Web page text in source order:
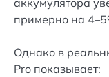
аккумулятора
примерно на
Однако в
Pro показывает: